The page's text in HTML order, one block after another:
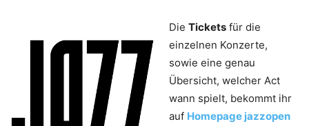
Die Tickets für die
einzelnen Konzerte,
sowie eine genau
Übersicht, welcher Act
wann spielt, bekommt ihr
auf Homepage jazzopen